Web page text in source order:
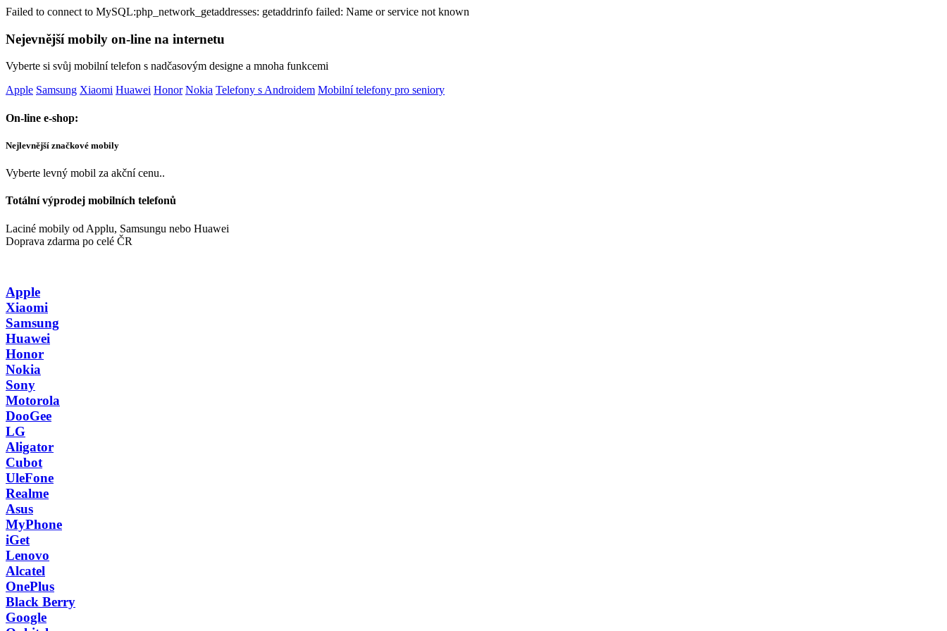
Failed to connect to MySQL:php_network_getaddresses: getaddrinfo failed: Name or service not known
Nejevnější mobily on-line na internetu
Vyberte si svůj mobilní telefon s nadčasovým designe a mnoha funkcemi
Apple Samsung Xiaomi Huawei Honor Nokia Telefony s Androidem Mobilní telefony pro seniory
On-line e-shop:
Nejlevnější značkové mobily
Vyberte levný mobil za akční cenu..
Totální výprodej mobilních telefonů
Laciné mobily od Applu, Samsungu nebo Huawei
Doprava zdarma po celé ČR
Apple
Xiaomi
Samsung
Huawei
Honor
Nokia
Sony
Motorola
DooGee
LG
Aligator
Cubot
UleFone
Realme
Asus
MyPhone
iGet
Lenovo
Alcatel
OnePlus
Black Berry
Google